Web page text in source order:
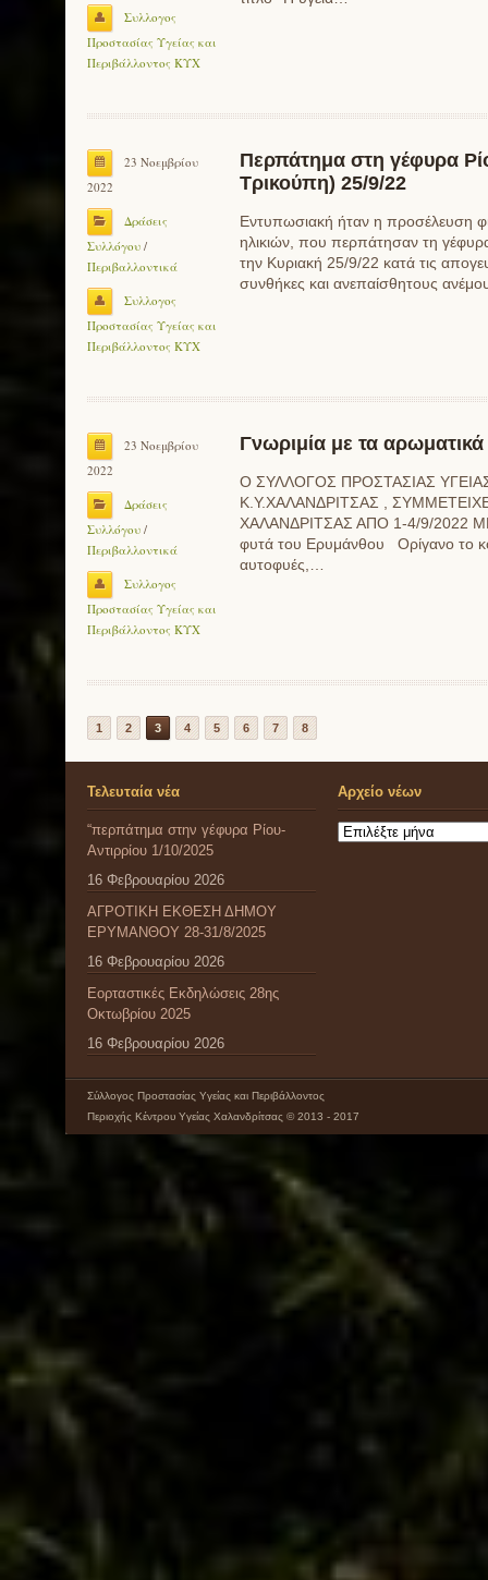
Συλλογος
Προστασίας Υγείας και
Περιβάλλοντος ΚΥΧ
23 Νοεμβρίου
2022
Δράσεις
Συλλόγου /
Περιβαλλοντικά
Συλλογος
Προστασίας Υγείας και
Περιβάλλοντος ΚΥΧ
Περπάτημα στη γέφυρα
Τρικούπη) 25/9/22
Εντυπωσιακή ήταν η προσέλευση
ηλικιών, που περπάτησαν τη
την Κυριακή 25/9/22 κατά τις
συνθήκες και ανεπαίσθητους
23 Νοεμβρίου
2022
Δράσεις
Συλλόγου /
Περιβαλλοντικά
Συλλογος
Προστασίας Υγείας και
Περιβάλλοντος ΚΥΧ
Γνωριμία με τα
Ο ΣΥΛΛΟΓΟΣ ΠΡΟΣΤΑΣΙΑΣ
Κ.Υ.ΧΑΛΑΝΔΡΙΤΣΑΣ ,
ΧΑΛΑΝΔΡΙΤΣΑΣ ΑΠΟ 1-4/9/2022
φυτά του Ερυμάνθου Ορίγανο το
αυτοφυές,…
1 2 3 4 5 6 7 8
Τελευταία νέα
“περπάτημα στην γέφυρα Ρίου-
Αντιρρίου 1/10/2025
16 Φεβρουαρίου 2026
ΑΓΡΟΤΙΚΗ ΕΚΘΕΣΗ ΔΗΜΟΥ
ΕΡΥΜΑΝΘΟΥ 28-31/8/2025
16 Φεβρουαρίου 2026
Εορταστικές Εκδηλώσεις 28ης
Οκτωβρίου 2025
16 Φεβρουαρίου 2026
Αρχείο νέων
Αρχείο
Σύλλογος Προστασίας Υγείας και Περιβάλλοντος
Περιοχής Κέντρου Υγείας Χαλανδρίτσας © 2013 - 2017